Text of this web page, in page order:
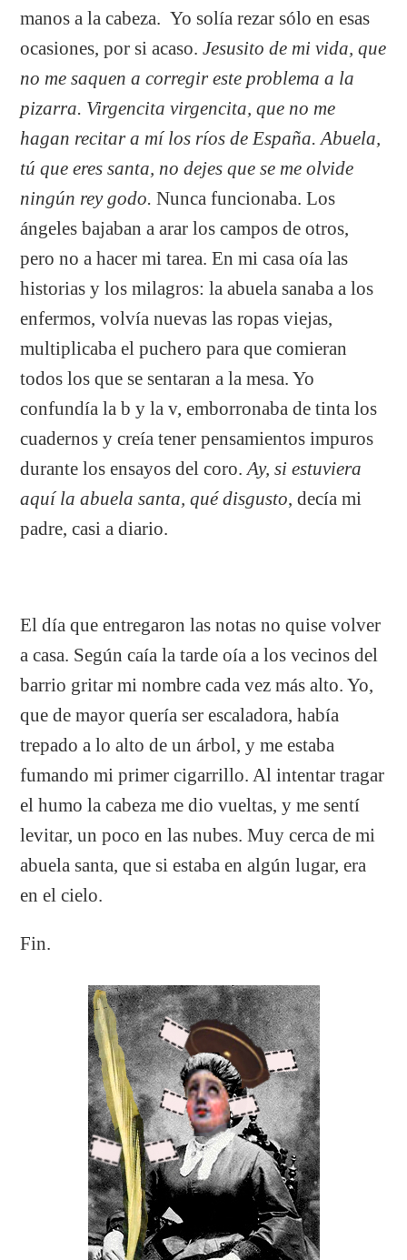
manos a la cabeza. Yo solía rezar sólo en esas
ocasiones, por si acaso.Jesusito de mi vida, que
no me saquen a corregir este problema a la
pizarra. Virgencita virgencita, que no me
hagan recitar a mí los ríos de España. Abuela,
tú que eres santa, no dejes que se me olvide
ningún rey godo.Nunca funcionaba. Los
ángeles bajaban a arar los campos de otros,
pero no a hacer mi tarea. En mi casa oía las
historias y los milagros: la abuela sanaba a los
enfermos, volvía nuevas las ropas viejas,
multiplicaba el puchero para que comieran
todos los que se sentaran a la mesa. Yo
confundía la b y la v, emborronaba de tinta los
cuadernos y creía tener pensamientos impuros
durante los ensayos del coro.Ay, si estuviera
aquí la abuela santa, qué disgusto, decía mi
padre, casi a diario.
El día que entregaron las notas no quise volver
a casa. Según caía la tarde oía a los vecinos del
barrio gritar mi nombre cada vez más alto. Yo,
que de mayor quería ser escaladora, había
trepado a lo alto de un árbol, y me estaba
fumando mi primer cigarrillo. Al intentar tragar
el humo la cabeza me dio vueltas, y me sentí
levitar, un poco en las nubes. Muy cerca de mi
abuela santa, que si estaba en algún lugar, era
en el cielo.
Fin.